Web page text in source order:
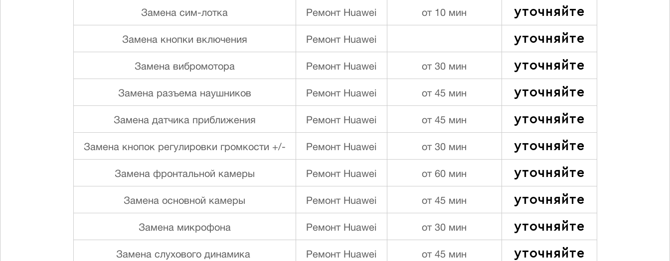
Замена сим-лотка Ремонт Huawei от 10 мин уточняйте
Замена кнопки включения Ремонт Huawei уточняйте
Замена вибромотора Ремонт Huawei от 30 мин уточняйте
Замена разъема наушников Ремонт Huawei от 45 мин уточняйте
Замена датчика приближения Ремонт Huawei от 45 мин уточняйте
Замена кнопок регулировки громкости +/- Ремонт Huawei от 30 мин уточняйте
Замена фронтальной камеры Ремонт Huawei от 60 мин уточняйте
Замена основной камеры Ремонт Huawei от 45 мин уточняйте
Замена микрофона Ремонт Huawei от 30 мин уточняйте
Замена слуxового динамика Ремонт Huawei от 45 мин уточняйте